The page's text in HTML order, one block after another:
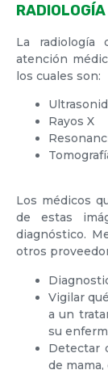
La radiología
atención
los cuales son:
Rayos X
Los médicos
de estas
diagnóstico.
otros
Vigilar
a un
su
Detectar
de